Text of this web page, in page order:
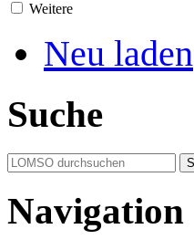
Weitere
Neu laden
Suche
Navigation